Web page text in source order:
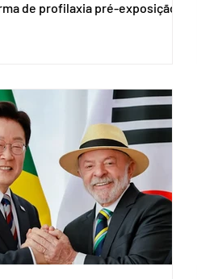
de profilaxia pré-exposição
tomado a cada dois meses. O
inclusão vai ser encaminhado
da Saúde à Comissão
de Incorporação de Novas
no SUS (Conitec) na semana
A Conitec é um colegiado